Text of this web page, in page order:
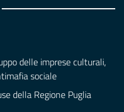
delle imprese culturali,
sociale
della Regione Puglia